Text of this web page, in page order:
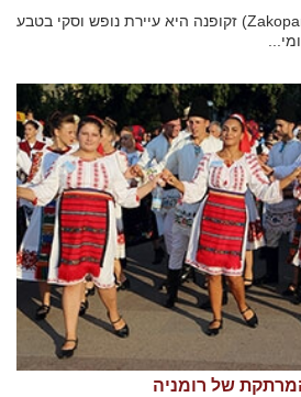
מבקרים בעיירה זקופנה (Zakopane) זקופנה היא עיירת נופש וסקי בטבע
של רומניה